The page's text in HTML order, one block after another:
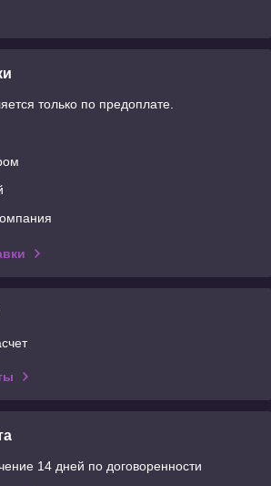
только по предоплате.
14 дней по договоренности